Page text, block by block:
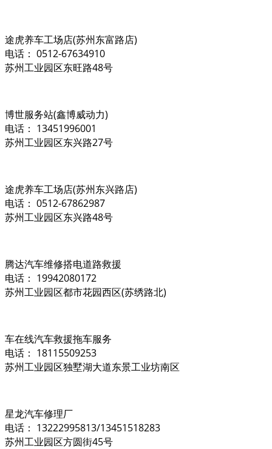
途虎养车工场店(苏州东富路店)
电话： 0512-67634910
苏州工业园区东旺路48号
博世服务站(鑫博威动力)
电话： 13451996001
苏州工业园区东兴路27号
途虎养车工场店(苏州东兴路店)
电话： 0512-67862987
苏州工业园区东兴路48号
腾达汽车维修搭电道路救援
电话： 19942080172
苏州工业园区都市花园西区(苏绣路北)
车在线汽车救援拖车服务
电话： 18115509253
苏州工业园区独墅湖大道东景工业坊南区
星龙汽车修理厂
电话： 13222995813/13451518283
苏州工业园区方圆街45号